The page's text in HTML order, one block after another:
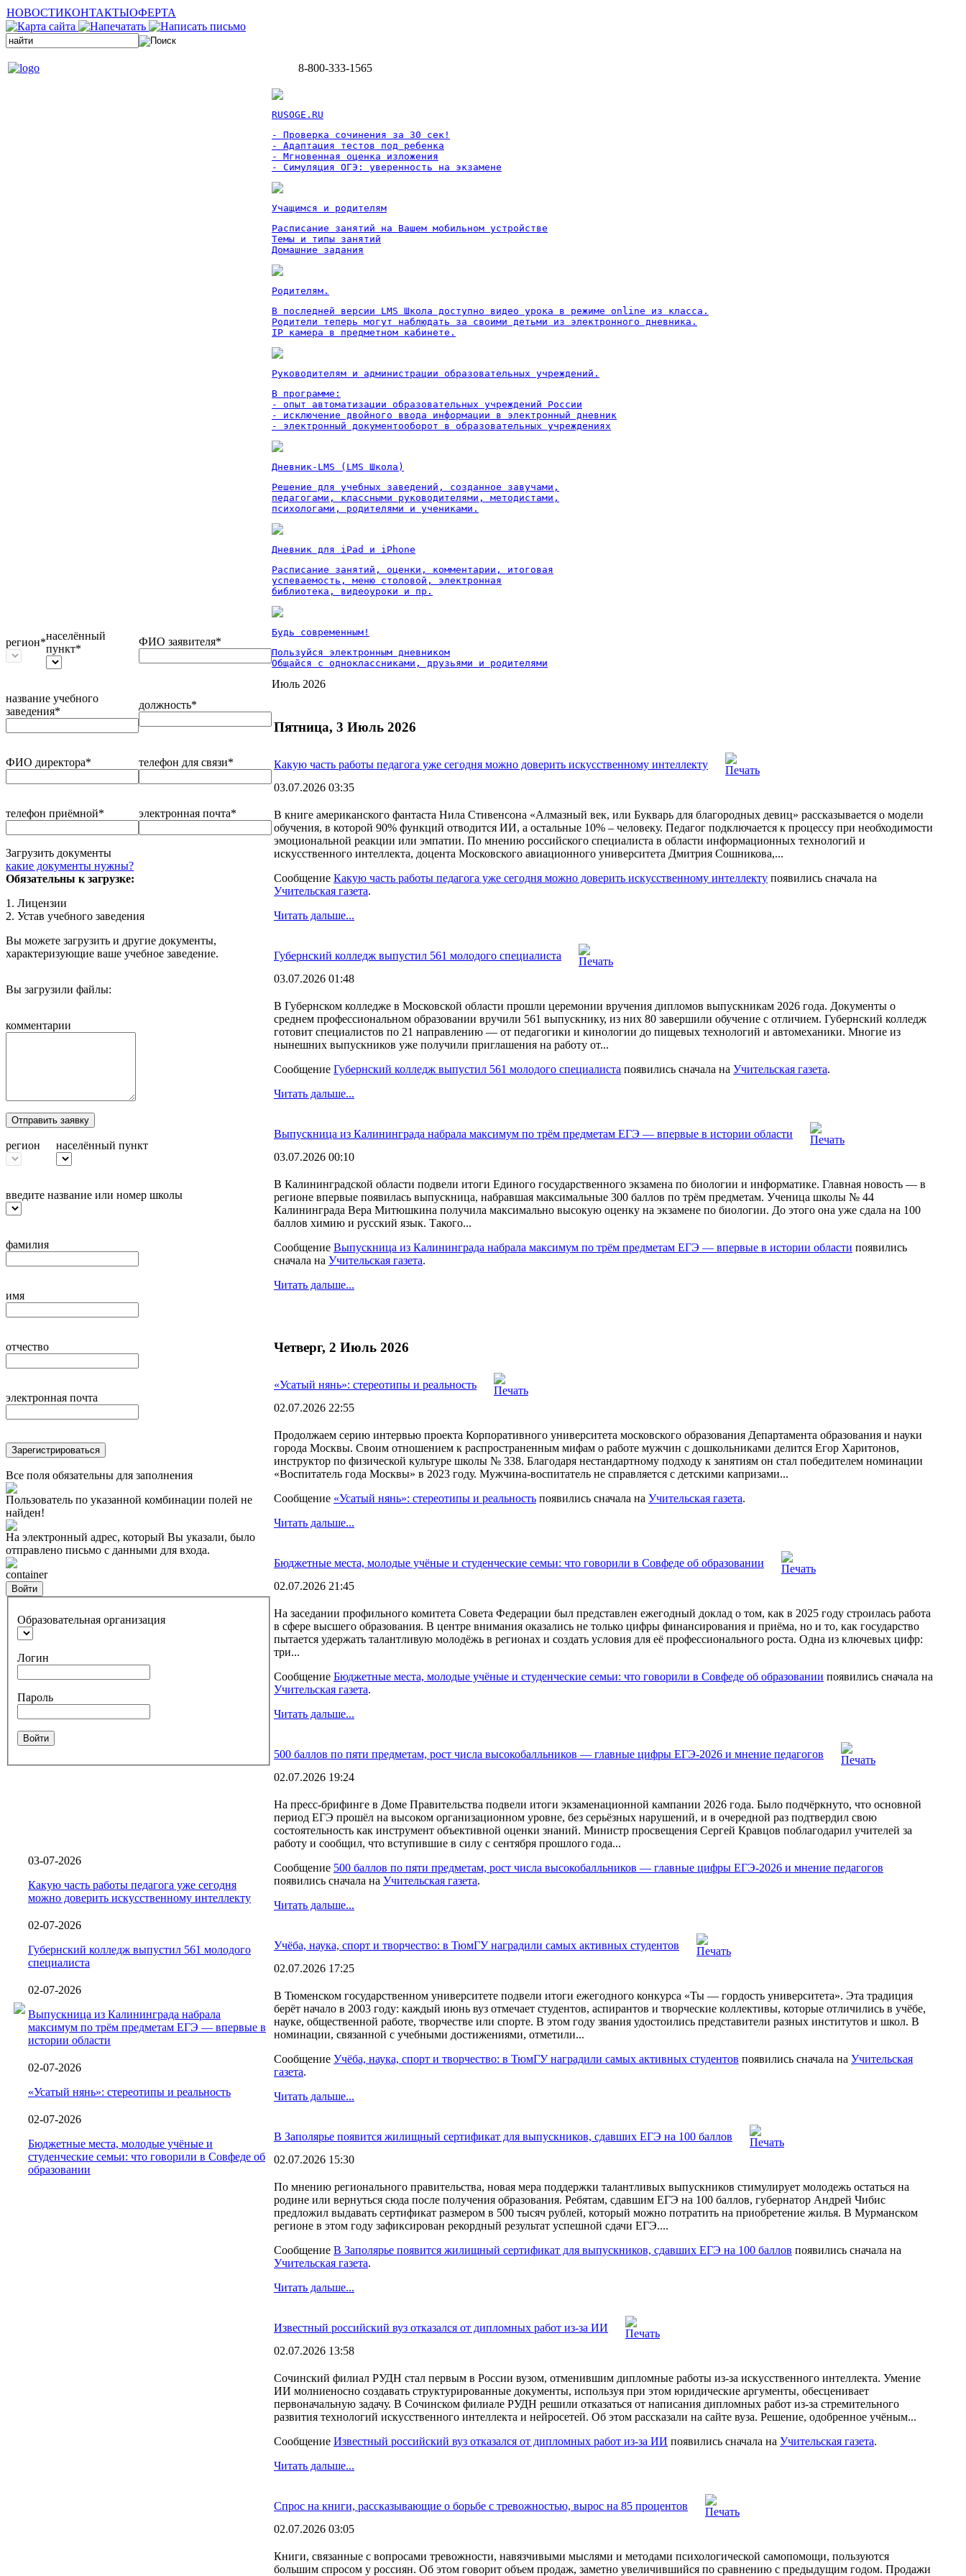
НОВОСТИКОНТАКТЫОФЕРТА
8-800-333-1565
регион*
населённый
пункт*
ФИО заявителя*
название учебного
заведения*
должность*
ФИО директора* телефон для связи*
телефон приёмной* электронная почта*
Загрузить документы
какие документы нужны?
Обязательны к загрузке:
1. Лицензии
2. Устав учебного заведения
Вы можете загрузить и другие документы,
характеризующие ваше учебное заведение.
Вы загрузили файлы:
комментарии
Отправить заявку
регион населённый пункт
введите название или номер школы
фамилия
имя
отчество
электронная почта
Зарегистрироваться
Все поля обязательны для заполнения
Пользователь по указанной комбинации полей не
найден!
На электронный адрес, который Вы указали, было
отправлено письмо с данными для входа.
container
Войти
Образовательная организация
Логин
Пароль
Войти
03-07-2026
Какую часть работы педагога уже сегодня
можно доверить искусственному интеллекту
02-07-2026
Губернский колледж выпустил 561 молодого
специалиста
02-07-2026
Выпускница из Калининграда набрала
максимум по трём предметам ЕГЭ — впервые в
истории области
02-07-2026
«Усатый нянь»: стереотипы и реальность
02-07-2026
Бюджетные места, молодые учёные и
студенческие семьи: что говорили в Совфеде об
образовании
RUSOGE.RU
- Проверка сочинения за 30 сек!
- Адаптация тестов под ребенка
- Мгновенная оценка изложения
- Симуляция ОГЭ: уверенность на экзамене
Учащимся и родителям
Расписание занятий на Вашем мобильном устройстве
Темы и типы занятий
Домашние задания
Родителям.
В последней версии LMS Школа доступно видео урока в режиме online из класса.
Родители теперь могут наблюдать за своими детьми из электронного дневника.
IP камера в предметном кабинете.
Руководителям и администрации образовательных учреждений.
В программе:
- опыт автоматизации образовательных учреждений России
- исключение двойного ввода информации в электронный дневник
- электронный документооборот в образовательных учреждениях
Дневник-LMS (LMS Школа)
Решение для учебных заведений, созданное завучами,
педагогами, классными руководителями, методистами,
психологами, родителями и учениками.
Дневник для iPad и iPhone
Расписание занятий, оценки, комментарии, итоговая
успеваемость, меню столовой, электронная
библиотека, видеоуроки и пр.
Будь современным!
Пользуйся электронным дневником
Общайся с одноклассниками, друзьями и родителями
Июль 2026
Пятница, 3 Июль 2026
Какую часть работы педагога уже сегодня можно доверить искусственному интеллекту
03.07.2026 03:35
В книге американского фантаста Нила Стивенсона «Алмазный век, или Букварь для благородных девиц» рассказывается о модели
обучения, в которой 90% функций отводится ИИ, а остальные 10% – человеку. Педагог подключается к процессу при необходимости
эмоциональной реакции или эмпатии. По мнению российского специалиста в области информационных технологий и
искусственного интеллекта, доцента Московского авиационного университета Дмитрия Сошникова,...
Сообщение Какую часть работы педагога уже сегодня можно доверить искусственному интеллекту появились сначала на
Учительская газета.
Читать дальше...
Губернский колледж выпустил 561 молодого специалиста
03.07.2026 01:48
В Губернском колледже в Московской области прошли церемонии вручения дипломов выпускникам 2026 года. Документы о
среднем профессиональном образовании вручили 561 выпускнику, из них 80 завершили обучение с отличием. Губернский колледж
готовит специалистов по 21 направлению — от педагогики и кинологии до пищевых технологий и автомеханики. Многие из
нынешних выпускников уже получили приглашения на работу от...
Сообщение Губернский колледж выпустил 561 молодого специалиста появились сначала на Учительская газета.
Читать дальше...
Выпускница из Калининграда набрала максимум по трём предметам ЕГЭ — впервые в истории области
03.07.2026 00:10
В Калининградской области подвели итоги Единого государственного экзамена по биологии и информатике. Главная новость — в
регионе впервые появилась выпускница, набравшая максимальные 300 баллов по трём предметам. Ученица школы № 44
Калининграда Вера Митюшкина получила максимально высокую оценку на экзамене по биологии. До этого она уже сдала на 100
баллов химию и русский язык. Такого...
Сообщение Выпускница из Калининграда набрала максимум по трём предметам ЕГЭ — впервые в истории области появились
сначала на Учительская газета.
Читать дальше...
Четверг, 2 Июль 2026
«Усатый нянь»: стереотипы и реальность
02.07.2026 22:55
Продолжаем серию интервью проекта Корпоративного университета московского образования Департамента образования и науки
города Москвы. Своим отношением к распространенным мифам о работе мужчин с дошкольниками делится Егор Харитонов,
инструктор по физической культуре школы № 338. Благодаря нестандартному подходу к занятиям он стал победителем номинации
«Воспитатель года Москвы» в 2023 году. Мужчина-воспитатель не справляется с детскими капризами...
Сообщение «Усатый нянь»: стереотипы и реальность появились сначала на Учительская газета.
Читать дальше...
Бюджетные места, молодые учёные и студенческие семьи: что говорили в Совфеде об образовании
02.07.2026 21:45
На заседании профильного комитета Совета Федерации был представлен ежегодный доклад о том, как в 2025 году строилась работа
в сфере высшего образования. В центре внимания оказались не только цифры финансирования и приёма, но и то, как государство
пытается удержать талантливую молодёжь в регионах и создать условия для её профессионального роста. Одна из ключевых цифр:
три...
Сообщение Бюджетные места, молодые учёные и студенческие семьи: что говорили в Совфеде об образовании появились сначала на
Учительская газета.
Читать дальше...
500 баллов по пяти предметам, рост числа высокобалльников — главные цифры ЕГЭ-2026 и мнение педагогов
02.07.2026 19:24
На пресс-брифинге в Доме Правительства подвели итоги экзаменационной кампании 2026 года. Было подчёркнуто, что основной
период ЕГЭ прошёл на высоком организационном уровне, без серьёзных нарушений, и в очередной раз подтвердил свою
состоятельность как инструмент объективной оценки знаний. Министр просвещения Сергей Кравцов поблагодарил учителей за
работу и сообщил, что вступившие в силу с сентября прошлого года...
Сообщение 500 баллов по пяти предметам, рост числа высокобалльников — главные цифры ЕГЭ-2026 и мнение педагогов
появились сначала на Учительская газета.
Читать дальше...
Учёба, наука, спорт и творчество: в ТюмГУ наградили самых активных студентов
02.07.2026 17:25
В Тюменском государственном университете подвели итоги ежегодного конкурса «Ты — гордость университета». Эта традиция
берёт начало в 2003 году: каждый июнь вуз отмечает студентов, аспирантов и творческие коллективы, которые отличились в учёбе,
науке, общественной работе, творчестве или спорте. В этом году звания удостоились представители разных институтов и школ. В
номинации, связанной с учебными достижениями, отметили...
Сообщение Учёба, наука, спорт и творчество: в ТюмГУ наградили самых активных студентов появились сначала на Учительская
газета.
Читать дальше...
В Заполярье появится жилищный сертификат для выпускников, сдавших ЕГЭ на 100 баллов
02.07.2026 15:30
По мнению регионального правительства, новая мера поддержки талантливых выпускников стимулирует молодежь остаться на
родине или вернуться сюда после получения образования. Ребятам, сдавшим ЕГЭ на 100 баллов, губернатор Андрей Чибис
предложил выдавать сертификат размером в 500 тысяч рублей, который можно потратить на приобретение жилья. В Мурманском
регионе в этом году зафиксирован рекордный результат успешной сдачи ЕГЭ....
Сообщение В Заполярье появится жилищный сертификат для выпускников, сдавших ЕГЭ на 100 баллов появились сначала на
Учительская газета.
Читать дальше...
Известный российский вуз отказался от дипломных работ из-за ИИ
02.07.2026 13:58
Сочинский филиал РУДН стал первым в России вузом, отменившим дипломные работы из-за искусственного интеллекта. Умение
ИИ молниеносно создавать структурированные документы, используя при этом юридические аргументы, обесценивает
первоначальную задачу. В Сочинском филиале РУДН решили отказаться от написания дипломных работ из-за стремительного
развития технологий искусственного интеллекта и нейросетей. Об этом рассказали на сайте вуза. Решение, одобренное учёным...
Сообщение Известный российский вуз отказался от дипломных работ из-за ИИ появились сначала на Учительская газета.
Читать дальше...
Спрос на книги, рассказывающие о борьбе с тревожностью, вырос на 85 процентов
02.07.2026 03:05
Книги, связанные с вопросами тревожности, навязчивыми мыслями и методами психологической самопомощи, пользуются
большим спросом у россиян. Об этом говорит объем продаж, заметно увеличившийся по сравнению с предыдущим годом. Продажи